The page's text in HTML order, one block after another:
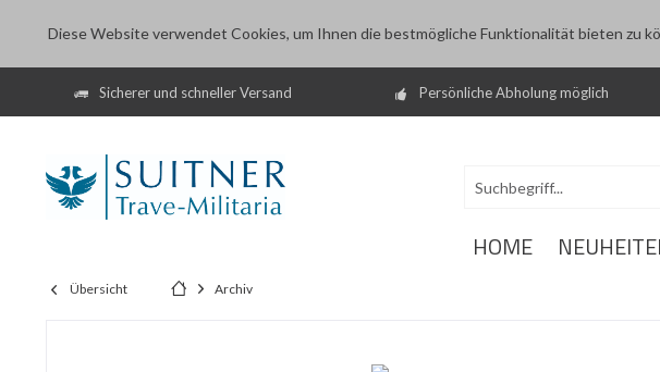
Diese Website verwendet Cookies, um Ihnen die bestmögliche Funktionalität bieten zu
Sicherer und schneller Versand Persönliche Abholung möglich
HOME
Übersicht Archiv